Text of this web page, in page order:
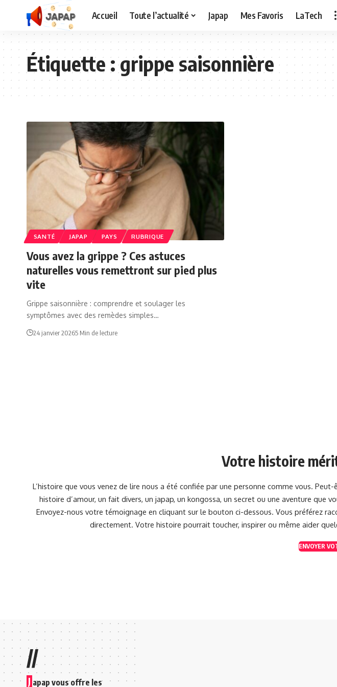
Accueil Toute l’actualité Japap Mes Favoris LaTech
Étiquette :grippe saisonnière
SANTÉ JAPAP PAYS RUBRIQUE
Vous avez la grippe ? Ces astuces
naturelles vous remettront sur pied plus
vite
Grippe saisonnière : comprendre et soulager les
symptômes avec des remèdes simples…
24 janvier 20265 Min de lecture
Votre histoire
L’histoire que vous venez de lire nous a été confiée par une personne comme vous.
histoire d’amour, un fait divers, un japap, un kongossa, un secret ou une aventure que
Envoyez-nous votre témoignage en cliquant sur le bouton ci-dessous. Vous préférez
directement. Votre histoire pourrait toucher, inspirer ou même aider
ENVOYER
//
J apap vous offre les